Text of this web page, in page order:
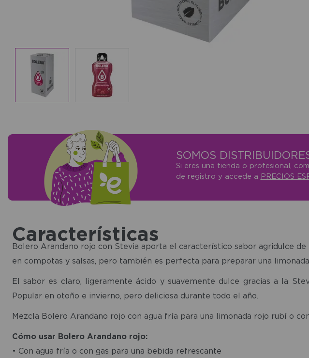
SOMOS
Si eres una tienda o profesional,
de registro y accede a PRECIOS
Características
Bolero Arandano rojo con Stevia aporta el característico sabor agridulce
en compotas y salsas, pero también es perfecta para preparar una
El sabor es claro, ligeramente ácido y suavemente dulce gracias a la
Popular en otoño e invierno, pero deliciosa durante todo el año.
Mezcla Bolero Arandano rojo con agua fría para una limonada rojo rubí o
Cómo usar Bolero Arandano rojo:
• Con agua fría o con gas para una bebida refrescante